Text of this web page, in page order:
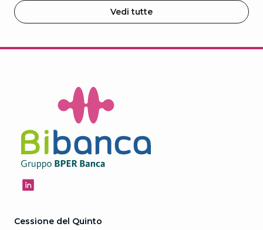
Vedi tutte
Cessione del Quinto